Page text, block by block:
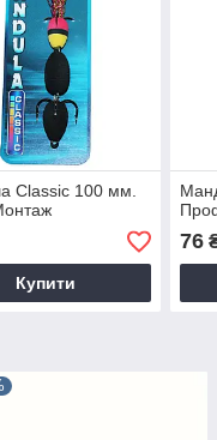
Classic 100 мм.
Купити
76